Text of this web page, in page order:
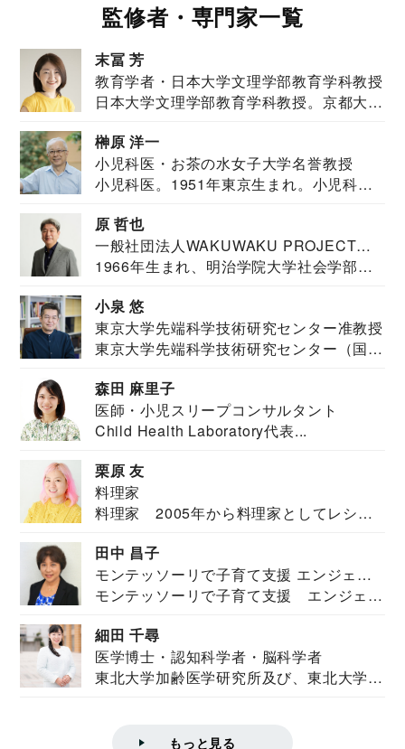
監修者・専門家一覧
末冨 芳
教育学者・日本大学文理学部教育学科教授
日本大学文理学部教育学科教授。京都大学
榊原 洋一
小児科医・お茶の水女子大学名誉教授
小児科医。1951年東京生まれ。小児科
原 哲也
一般社団法人WAKUWAKU PROJECT
JAPAN代表・言語聴覚士・社会福祉士
1966年生まれ、明治学院大学社会学部福
小泉 悠
東京大学先端科学技術研究センター准教授
東京大学先端科学技術研究センター（国際
森田 麻里子
医師・小児スリープコンサルタント
Child Health Laboratory代表...
栗原 友
料理家
料理家 2005年から料理家としてレシピ
田中 昌子
モンテッソーリで子育て支援 エンジェル
ズハウス研究所所長
モンテッソーリで子育て支援 エンジェル
細田 千尋
医学博士・認知科学者・脳科学者
東北大学加齢医学研究所及び、東北大学大
もっと見る